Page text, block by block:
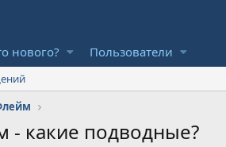
нового? Пользователи
- какие подводные?